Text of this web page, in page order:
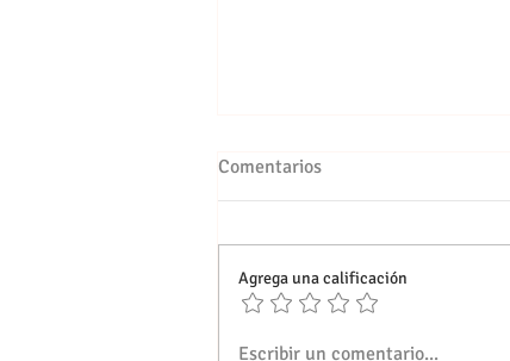
Ven a emborracharte en Lauro
Comentarios
Agrega una calificación
Escribir un comentario...